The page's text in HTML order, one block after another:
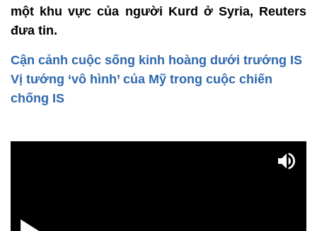
một khu vực của người Kurd ở Syria, Reuters
đưa tin.
Cận cảnh cuộc sống kinh hoàng dưới trướng IS
Vị tướng ‘vô hình’ của Mỹ trong cuộc chiến
chống IS